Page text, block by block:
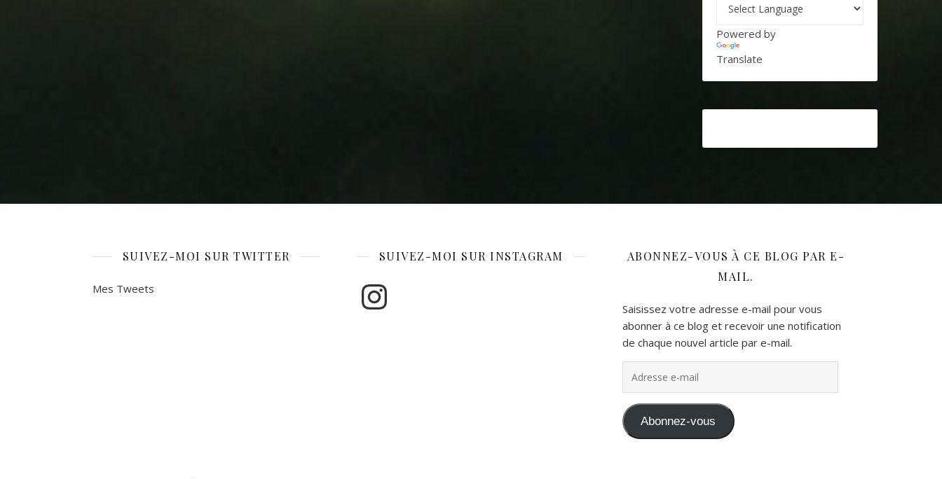
Powered by
Translate
SUIVEZ-MOI SUR TWITTER
Mes Tweets
SUIVEZ-MOI SUR INSTAGRAM
Instagram
ABONNEZ-VOUS À CE BLOG PAR E-
MAIL.
Saisissez votre adresse e-mail pour vous
abonner à ce blog et recevoir une notification
de chaque nouvel article par e-mail.
Abonnez-vous